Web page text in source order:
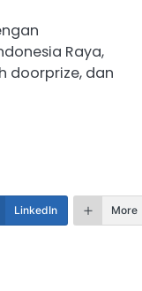
Raya,
doorprize, dan
LinkedIn More